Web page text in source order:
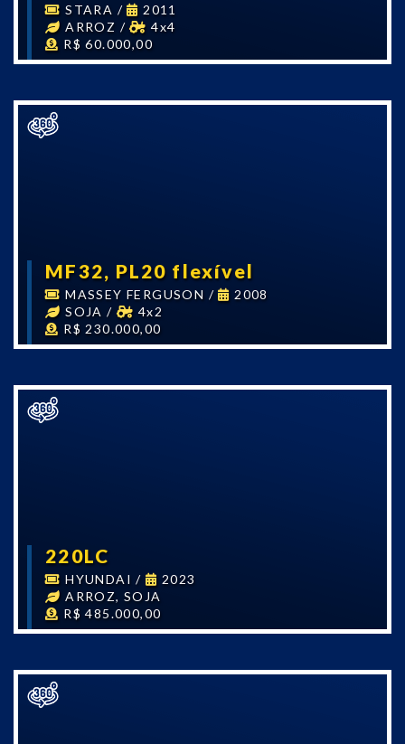
STARA /
2011
ARROZ /
4x4
R$ 60.000,00
MF32, PL20 flexível
MASSEY FERGUSON /
2008
SOJA /
4x2
R$ 230.000,00
220LC
HYUNDAI /
2023
ARROZ, SOJA
R$ 485.000,00